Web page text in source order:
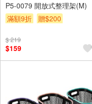
P5-0079 開放式整理架(M)
滿額9折
贈$200
$ 219
$159